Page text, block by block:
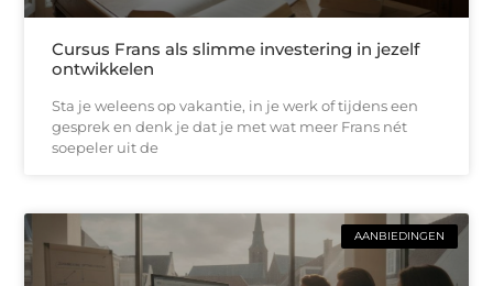
Cursus Frans als slimme investering in jezelf
ontwikkelen
Sta je weleens op vakantie, in je werk of tijdens een
gesprek en denk je dat je met wat meer Frans nét
soepeler uit de
AANBIEDINGEN